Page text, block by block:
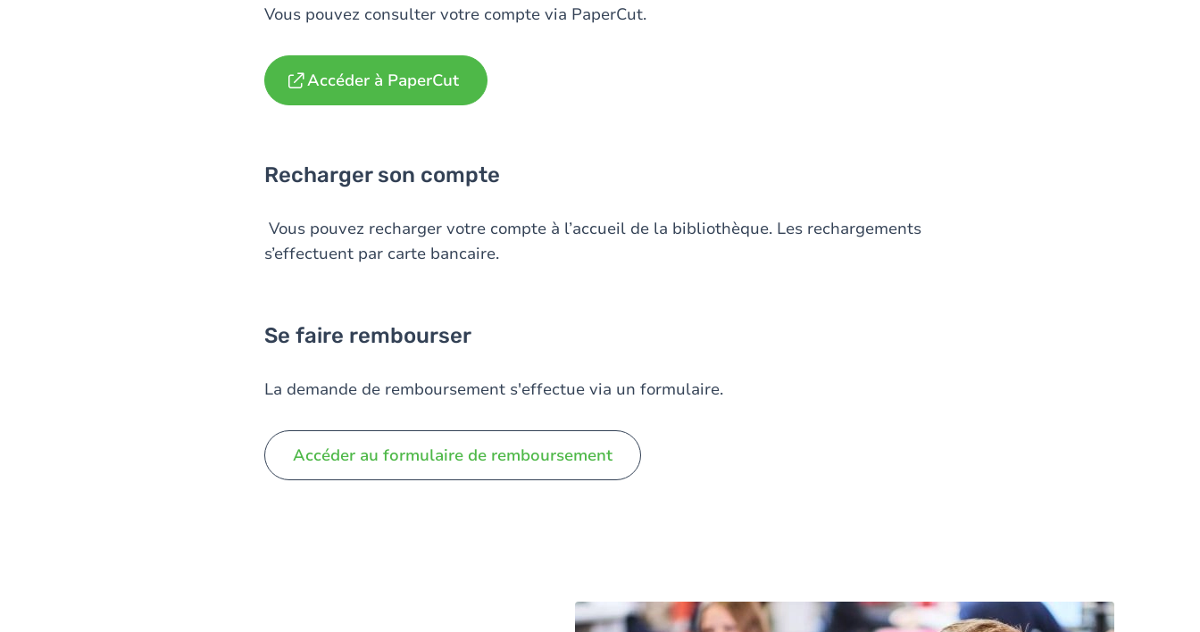
Vous pouvez consulter votre compte via PaperCut.
Accéder à PaperCut
Recharger son compte
Vous pouvez recharger votre compte à l’accueil de la bibliothèque. Les rechargements
s’effectuent par carte bancaire.
Se faire rembourser
La demande de remboursement s'effectue via un formulaire.
Accéder au formulaire de remboursement